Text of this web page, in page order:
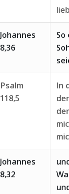
Johannes
8,36
So
Psalm
118,5
In
Johannes
8,32